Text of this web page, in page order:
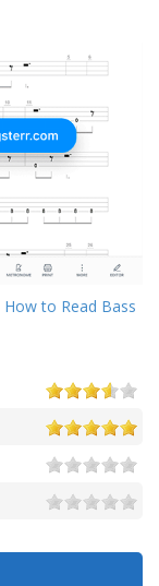
How to Read Bass